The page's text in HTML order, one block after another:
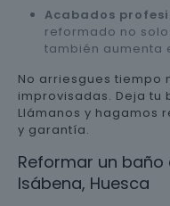
Acabados
reformado no
también aumenta
No arriesgues tiempo
improvisadas. Deja tu
Llámanos y hagamos
y garantía.
Reformar un
Isábena, Huesca